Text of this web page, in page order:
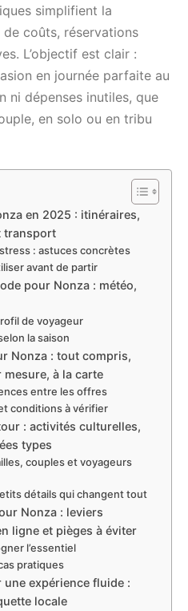
simplifient la
coûts, réservations
L’objectif est clair :
en journée parfaite au
ni dépenses inutiles, que
en solo ou en tribu
en 2025 : itinéraires,
transport
: astuces concrètes
avant de partir
pour Nonza : météo,
de voyageur
la saison
Nonza : tout compris,
à la carte
entre les offres
conditions à vérifier
: activités culturelles,
types
couples et voyageurs
détails qui changent tout
Nonza : leviers
ligne et pièges à éviter
l’essentiel
pratiques
expérience fluide :
locale